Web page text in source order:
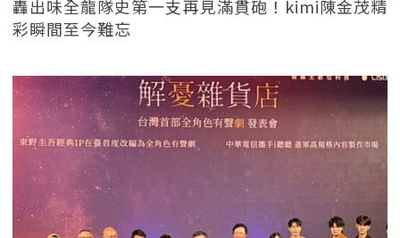
轟出味全龍隊史第一支再見滿貫砲！kimi陳金茂精
彩瞬間至今難忘